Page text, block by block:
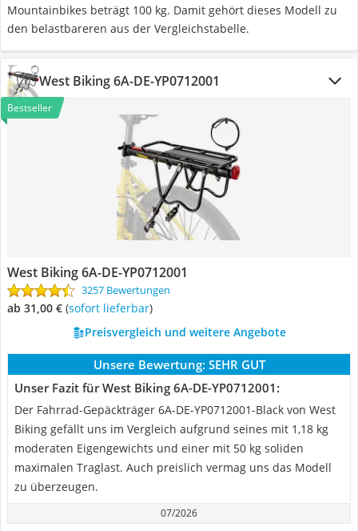
Mountainbikes beträgt 100 kg. Damit gehört dieses Modell zu
den belastbareren aus der Vergleichstabelle.
West Biking ‎6A-DE-YP0712001
Bestseller
West Biking ‎6A-DE-YP0712001
3257 Bewertungen
ab 31,00 € ( Sofort lieferbar)
Preisvergleich und weitere Angebote
Unsere Bewertung: SEHR GUT
Unser Fazit für West Biking ‎6A-DE-YP0712001:
‎Der Fahrrad-Gepäckträger 6A-DE-YP0712001-Black von West
Biking gefällt uns im Vergleich aufgrund seines mit 1,18 kg
moderaten Eigengewichts und einer mit 50 kg soliden
maximalen Traglast. Auch preislich vermag uns das Modell
zu überzeugen.
07/2026